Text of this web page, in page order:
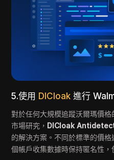
5.使用 DICloak 進行
對於任何大規模追蹤沃爾瑪價
市場研究， DICloak
的解決方案。不同於標準的價
個帳戶收集數據時保持匿名性，